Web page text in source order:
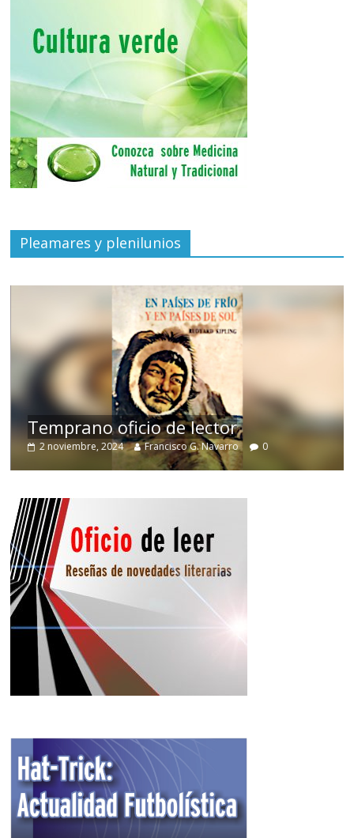
Pleamares y plenilunios
Temprano oficio de lector
2 noviembre, 2024 Francisco G. Navarro 0